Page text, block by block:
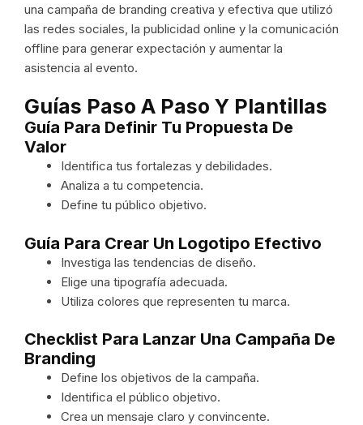
una campaña de branding creativa y efectiva que utilizó
las redes sociales, la publicidad online y la comunicación
offline para generar expectación y aumentar la
asistencia al evento.
Guías Paso A Paso Y Plantillas
Guía Para Definir Tu Propuesta De
Valor
Identifica tus fortalezas y debilidades.
Analiza a tu competencia.
Define tu público objetivo.
Guía Para Crear Un Logotipo Efectivo
Investiga las tendencias de diseño.
Elige una tipografía adecuada.
Utiliza colores que representen tu marca.
Checklist Para Lanzar Una Campaña De
Branding
Define los objetivos de la campaña.
Identifica el público objetivo.
Crea un mensaje claro y convincente.